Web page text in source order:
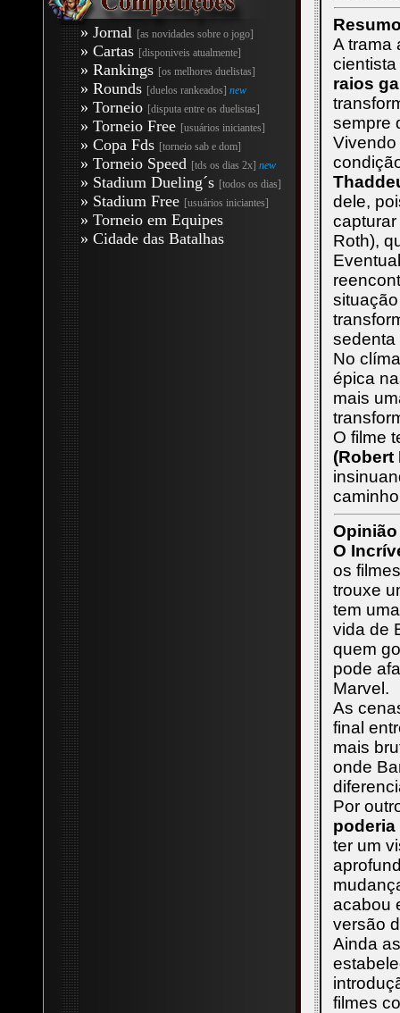
» Jornal [as novidades sobre o jogo]
» Cartas [disponiveis atualmente]
» Rankings [os melhores duelistas]
» Rounds [duelos rankeados]new
» Torneio [disputa entre os duelistas]
» Torneio Free [usuários iniciantes]
» Copa Fds [torneio sab e dom]
» Torneio Speed [tds os dias 2x]new
» Stadium Dueling´s [todos os dias]
» Stadium Free [usuários iniciantes]
» Torneio em Equipes
» Cidade das Batalhas
A
raios
sempre
dele,
Roth),
sedenta
No
épica
mais
O filme
(Robert
O
os
trouxe
tem
vida de
quem
pode
Marvel.
As
final
mais
onde
Por
ter um
acabou
versão
Ainda
filmes